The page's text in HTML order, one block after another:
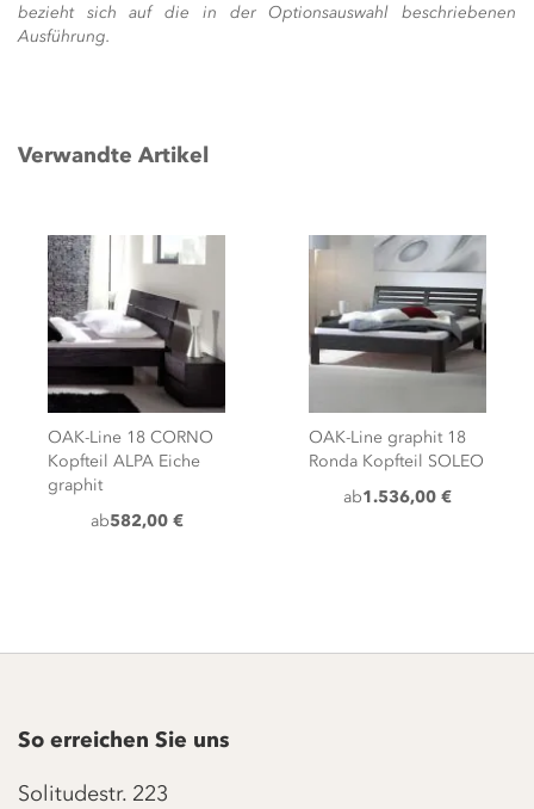
bezieht sich auf die in der Optionsauswahl beschriebenen
Ausführung.
Verwandte Artikel
OAK-Line 18 CORNO
Kopfteil ALPA Eiche
graphit
ab582,00 €
OAK-Line graphit 18
Ronda Kopfteil SOLEO
ab1.536,00 €
So erreichen Sie uns
Solitudestr. 223